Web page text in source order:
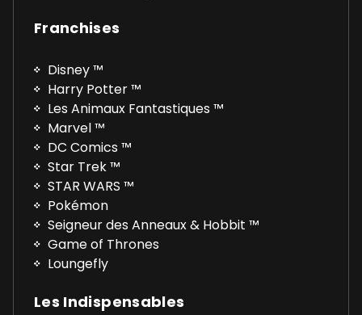
Franchises
Disney ™
Harry Potter ™
Les Animaux Fantastiques ™
Marvel ™
DC Comics ™
Star Trek ™
STAR WARS ™
Pokémon
Seigneur des Anneaux & Hobbit ™
Game of Thrones
Loungefly
Les Indispensables